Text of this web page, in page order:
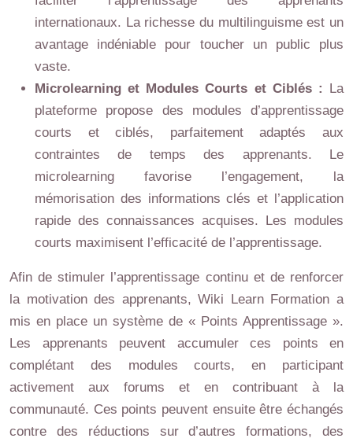
internationaux. La richesse du multilinguisme est un
avantage indéniable pour toucher un public plus
vaste.
Microlearning et Modules Courts et Ciblés : La
plateforme propose des modules d’apprentissage
courts et ciblés, parfaitement adaptés aux
contraintes de temps des apprenants. Le
microlearning favorise l’engagement, la
mémorisation des informations clés et l’application
rapide des connaissances acquises. Les modules
courts maximisent l’efficacité de l’apprentissage.
Afin de stimuler l’apprentissage continu et de renforcer
la motivation des apprenants, Wiki Learn Formation a
mis en place un système de « Points Apprentissage ».
Les apprenants peuvent accumuler ces points en
complétant des modules courts, en participant
activement aux forums et en contribuant à la
communauté. Ces points peuvent ensuite être échangés
contre des réductions sur d’autres formations, des